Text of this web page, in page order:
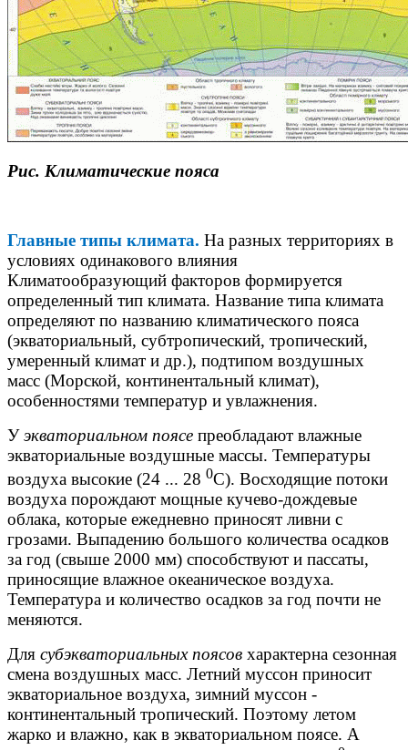
Рис. Климатические пояса
Главные типы климата. На разных территориях в
условиях одинакового влияния
Климатообразующий факторов формируется
определенный тип климата. Название типа климата
определяют по названию климатического пояса
(экваториальный, субтропический, тропический,
умеренный климат и др.), подтипом воздушных
масс (Морской, континентальный климат),
особенностями температур и увлажнения.
Уэкваториальном поясе преобладают влажные
экваториальные воздушные массы. Температуры
воздуха высокие (24 ... 28 0С). Восходящие потоки
воздуха порождают мощные кучево-дождевые
облака, которые ежедневно приносят ливни с
грозами. Выпадению большого количества осадков
за год (свыше 2000 мм) способствуют и пассаты,
приносящие влажное океаническое воздуха.
Температура и количество осадков за год почти не
меняются.
Для субэкваториальных поясов характерна сезонная
смена воздушных масс. Летний муссон приносит
экваториальное воздуха, зимний муссон -
континентальный тропический. Поэтому летом
жарко и влажно, как в экваториальном поясе. А